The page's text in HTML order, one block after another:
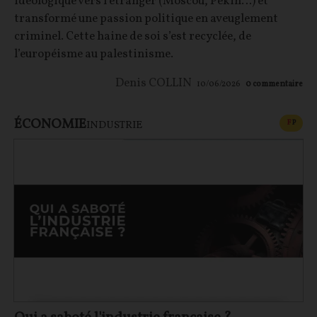
transformé une passion politique en aveuglement
criminel. Cette haine de soi s’est recyclée, de
l’européisme au palestinisme.
Denis COLLIN 10/06/2026 0 commentaire
ÉCONOMIEINDUSTRIE FP